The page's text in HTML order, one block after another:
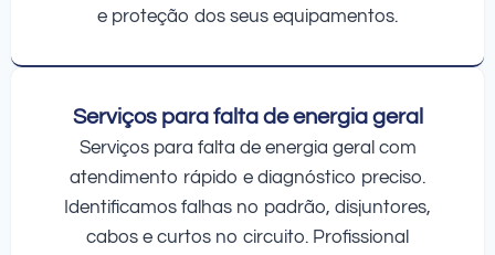
e proteção dos seus equipamentos.
Serviços para falta de energia geral
Serviços para falta de energia geral com
atendimento rápido e diagnóstico preciso.
Identificamos falhas no padrão, disjuntores,
cabos e curtos no circuito. Profissional